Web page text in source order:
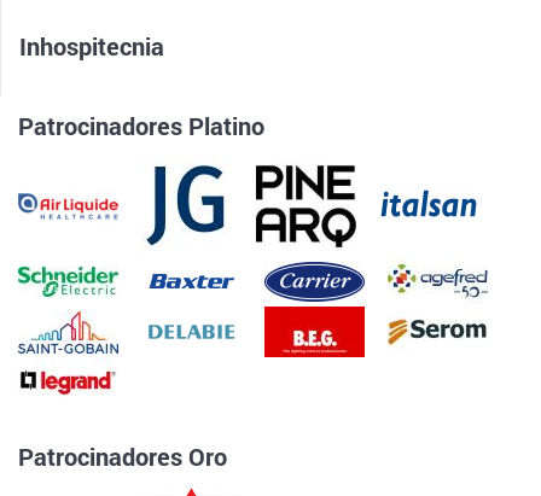
Inhospitecnia
Patrocinadores Platino
Patrocinadores Oro